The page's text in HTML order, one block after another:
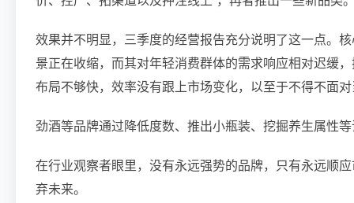
效果并不明显，三季度的经营报告充分说明了这一点。
景正在收缩，而其对年轻消费群体的需求响应相对迟缓
布局不够快，效率没有跟上市场变化，以至于不得不面
劲酒等品牌通过降低度数、推出小瓶装、挖掘养生属性
在行业观察者眼里，没有永远强势的品牌，只有永远顺
弃未来。